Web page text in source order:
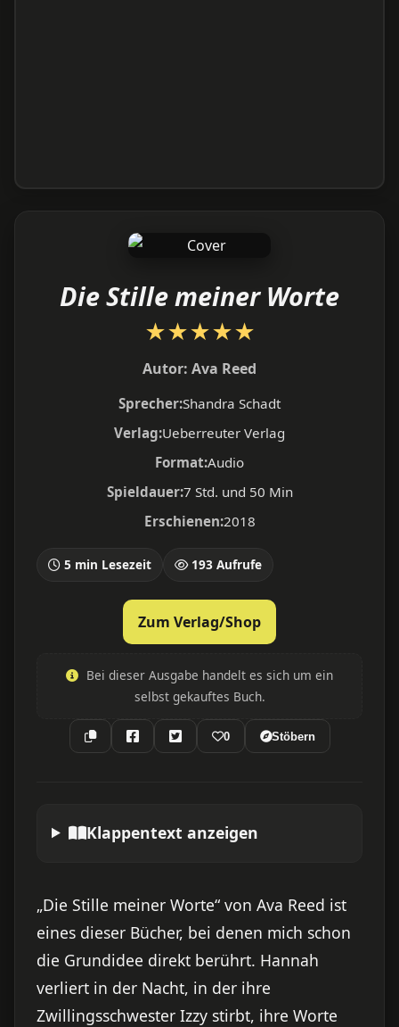
Die Stille meiner Worte
★★★★★
Autor: Ava Reed
Sprecher:Shandra Schadt
Verlag:Ueberreuter Verlag
Format:Audio
Spieldauer:7 Std. und 50 Min
Erschienen:2018
5 min Lesezeit 193 Aufrufe
Zum Verlag/Shop
Bei dieser Ausgabe handelt es sich um ein
selbst gekauftes Buch.
0 Stöbern
Klappentext anzeigen
„Die Stille meiner Worte“ von Ava Reed ist
eines dieser Bücher, bei denen mich schon
die Grundidee direkt berührt. Hannah
verliert in der Nacht, in der ihre
Zwillingsschwester Izzy stirbt, ihre Worte